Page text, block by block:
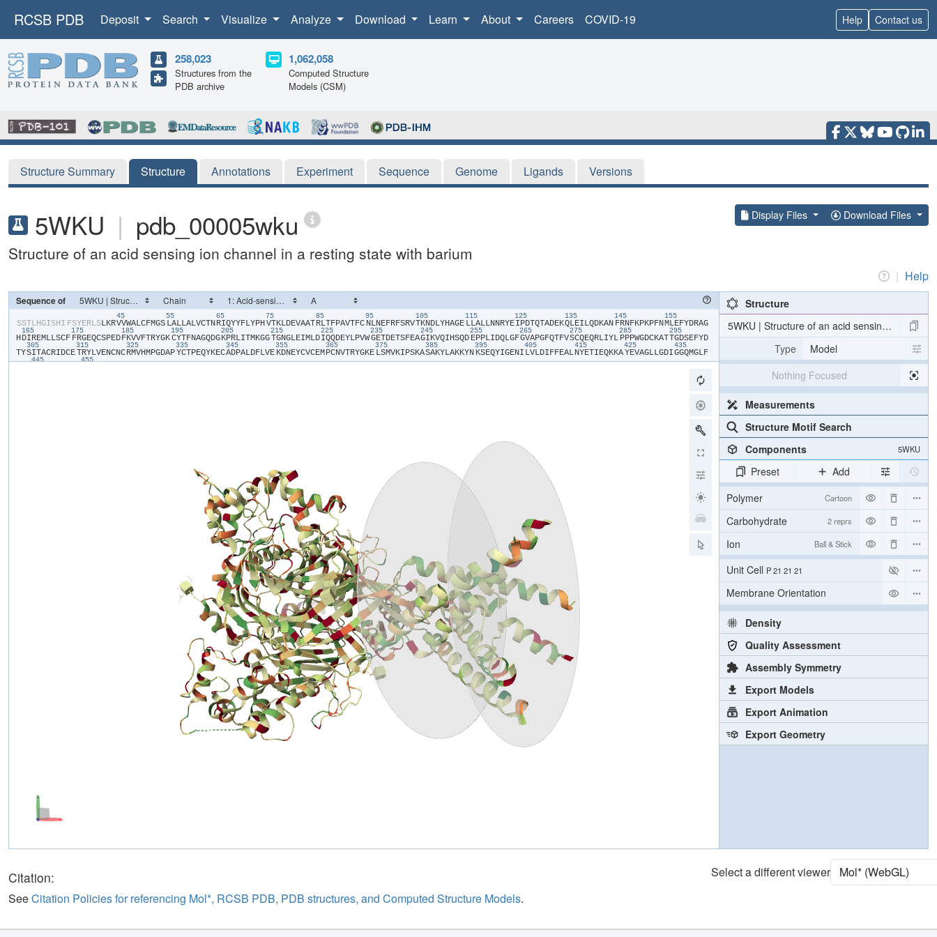
RCSB PDB Deposit Search Visualize Analyze Download Learn About Careers COVID-19 Help Contact us
258,023
Structures from the
PDB archive
1,062,058
Computed Structure
Models (CSM)
Structure Summary Structure Annotations Experiment Sequence Genome Ligands Versions
5WKU | pdb_00005wku Display Files Download Files
Structure of an acid sensing ion channel in a resting state with barium
| Help
Sequence of
​S​​S​​T​​L​​H​​G​​I​​S​​H​​I​ ​F​​S​​Y​​E​​R​​L​​S​​L​​K​​R​
45
​V​​V​​W​​A​​L​​C​​F​​M​​G​​S​
55
​L​​A​​L​​L​​A​​L​​V​​C​​T​​N​
65
​R​​I​​Q​​Y​​Y​​F​​L​​Y​​P​​H​
75
​V​​T​​K​​L​​D​​E​​V​​A​​A​​T​
85
​R​​L​​T​​F​​P​​A​​V​​T​​F​​C​
95
​N​​L​​N​​E​​F​​R​​F​​S​​R​​V​
105
​T​​K​​N​​D​​L​​Y​​H​​A​​G​​E​
115
​L​​L​​A​​L​​L​​N​​N​​R​​Y​​E​
125
​I​​P​​D​​T​​Q​​T​​A​​D​​E​​K​
135
​Q​​L​​E​​I​​L​​Q​​D​​K​​A​​N​
145
​F​​R​​N​​F​​K​​P​​K​​P​​F​​N​
155
​M​​L​​E​​F​​Y​​D​​R​​A​​G​
H​
165
​D​​I​​R​​E​​M​​L​​L​​S​​C​​F​
175
​F​​R​​G​​E​​Q​​C​​S​​P​​E​​D​
185
​F​​K​​V​​V​​F​​T​​R​​Y​​G​​K​
195
​C​​Y​​T​​F​​N​​A​​G​​Q​​D​​G​
205
​K​​P​​R​​L​​I​​T​​M​​K​​G​​G​
215
​T​​G​​N​​G​​L​​E​​I​​M​​L​​D​
225
​I​​Q​​Q​​D​​E​​Y​​L​​P​​V​​W​
235
​G​​E​​T​​D​​E​​T​​S​​F​​E​​A​
245
​G​​I​​K​​V​​Q​​I​​H​​S​​Q​​D​
255
​E​​P​​P​​L​​I​​D​​Q​​L​​G​​F​
265
​G​​V​​A​​P​​G​​F​​Q​​T​​F​​V​
275
​S​​C​​Q​​E​​Q​​R​​L​​I​​Y​​L​
285
​P​​P​​P​​W​​G​​D​​C​​K​​A​​T​
295
​T​​G​​D​​S​​E​​F​​Y​​D​
T​​Y​
305
​S​​I​​T​​A​​C​​R​​I​​D​​C​​E​
315
​T​​R​​Y​​L​​V​​E​​N​​C​​N​​C​
325
​R​​M​​V​​H​​M​​P​​G​​D​​A​​P​
335
​Y​​C​​T​​P​​E​​Q​​Y​​K​​E​​C​
345
​A​​D​​P​​A​​L​​D​​F​​L​​V​​E​
355
​K​​D​​N​​E​​Y​​C​​V​​C​​E​​M​
365
​P​​C​​N​​V​​T​​R​​Y​​G​​K​​E​
375
​L​​S​​M​​V​​K​​I​​P​​S​​K​​A​
385
​S​​A​​K​​Y​​L​​A​​K​​K​​Y​​N​
395
​K​​S​​E​​Q​​Y​​I​​G​​E​​N​​I​
405
​L​​V​​L​​D​​I​​F​​F​​E​​A​​L​
415
​N​​Y​​E​​T​​I​​E​​Q​​K​​K​​A​
425
​Y​​E​​V​​A​​G​​L​​L​​G​​D​​I​
435
​G​​G​​Q​​M​​G​​L​​F​
445 455
Structure
5WKU | Structure of an acid sensing ion
Type
Model
Nothing Focused
Measurements
Structure Motif Search
Components
5WKU
Preset
Add
Polymer
Cartoon
Carbohydrate 2 reprs
Ion Ball & Stick
Unit Cell P 21 21 21
Membrane Orientation
Density
Quality Assessment
Assembly Symmetry
Export Models
Export Animation
Export Geometry
Citation:
SeeCitation Policies for referencing Mol*, RCSB PDB, PDB structures, and Computed Structure Models.
Select a different viewer